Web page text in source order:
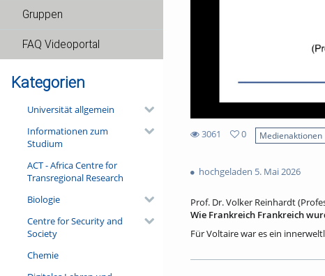
Gruppen
FAQ Videoportal
Kategorien
Universität allgemein
Informationen zum
Studium
ACT - Africa Centre for
Transregional Research
Biologie
Centre for Security and
Society
Chemie
3061
views
0
Medienaktionen
hochgeladen 5. Mai 2026
Prof. Dr. Volker Reinhardt
Wie Frankreich Frankreich
Für Voltaire war es ein
ökonomischen, politischen und
soll auch dieser Vortrag